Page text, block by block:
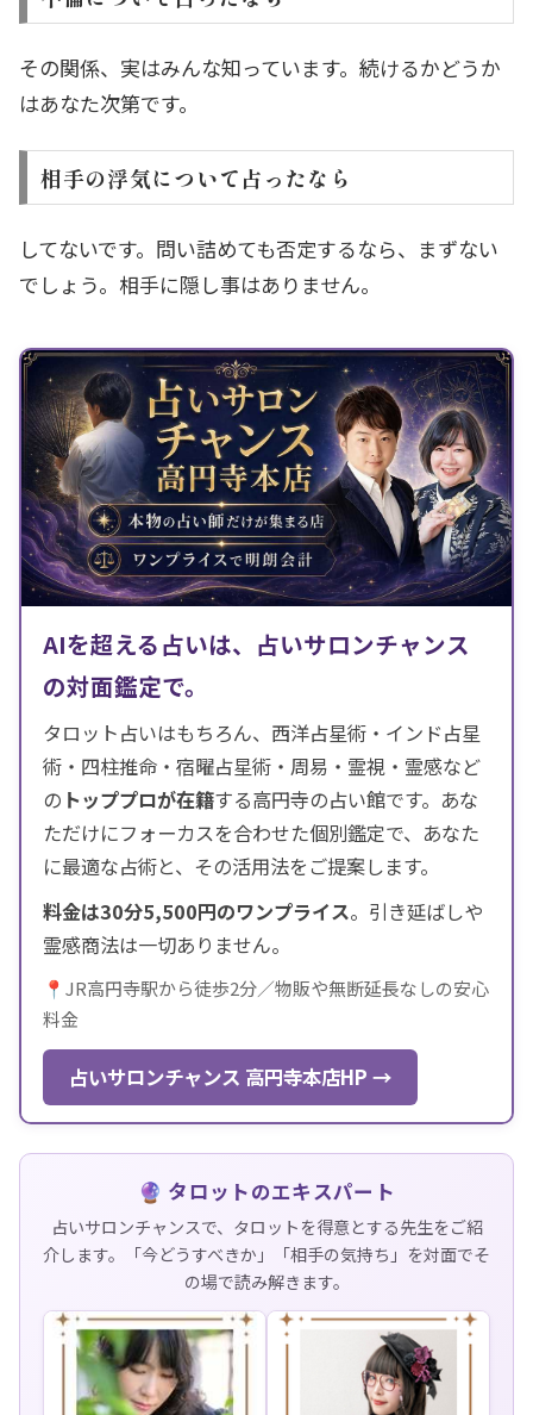
その関係、実はみんな知っています。続けるかどうか
はあなた次第です。
相手の浮気について占ったなら
してないです。問い詰めても否定するなら、まずない
でしょう。相手に隠し事はありません。
AIを超える占いは、占いサロンチャンス
の対面鑑定で。
タロット占いはもちろん、西洋占星術・インド占星
術・四柱推命・宿曜占星術・周易・霊視・霊感など
の トッププロが在籍する高円寺の占い館です。あな
ただけにフォーカスを合わせた個別鑑定で、あなた
に最適な占術と、その活用法をご提案します。
料金は30分5,500円のワンプライス。引き延ばしや
霊感商法は一切ありません。
📍JR高円寺駅から徒歩2分／物販や無断延長なしの安心
料金
占いサロンチャンス 高円寺本店HP →
🔮 タロットのエキスパート
占いサロンチャンスで、タロットを得意とする先生をご紹
介します。「今どうすべきか」「相手の気持ち」を対面でそ
の場で読み解きます。